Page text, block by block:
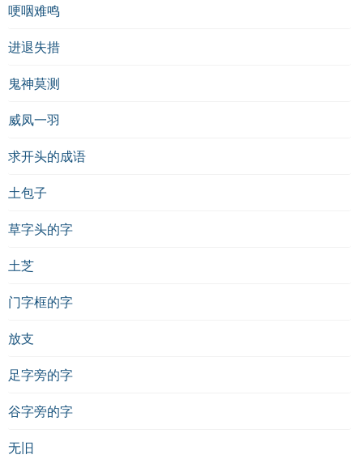
哽咽难鸣
进退失措
鬼神莫测
威凤一羽
求开头的成语
土包子
草字头的字
土芝
门字框的字
放支
足字旁的字
谷字旁的字
无旧